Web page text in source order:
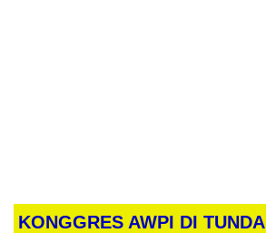
KONGGRES AWPI DI TUNDA